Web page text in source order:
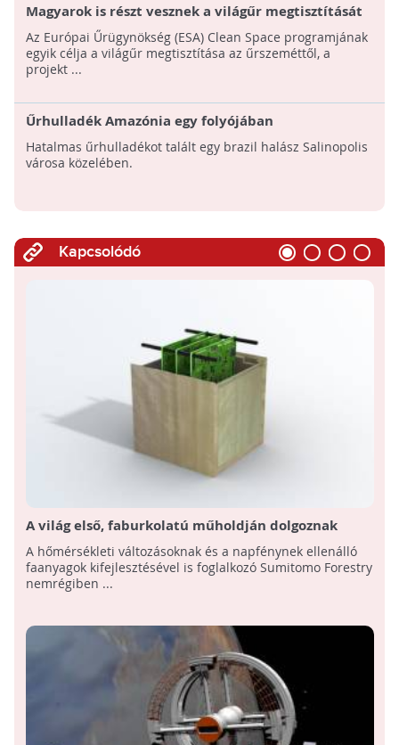
Magyarok is részt vesznek a világűr megtisztítását
célzó projektben
Az Európai Űrügynökség (ESA) Clean Space programjának
egyik célja a világűr megtisztítása az űrszeméttől, a
projekt ...
Űrhulladék Amazónia egy folyójában
Hatalmas űrhulladékot talált egy brazil halász Salinopolis
városa közelében.
Kapcsolódó
A világ első, faburkolatú műholdján dolgoznak
Japánban az űrszemét csökkentésére
A hőmérsékleti változásoknak és a napfénynek ellenálló
faanyagok kifejlesztésével is foglalkozó Sumitomo Forestry
nemrégiben ...